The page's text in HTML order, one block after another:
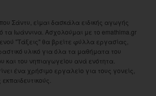
Σάντυ, είμαι δασκάλα ειδικής αγωγής
τα Ιωάννινα. Ασχολούμαι με το emathima.gr
"Τάξεις" θα βρείτε φύλλα εργασίας,
υλικό για όλα τα μαθήματα του
και του νηπιαγωγείου ανά ενότητα.
ένα χρήσιμο εργαλείο για τους γονείς,